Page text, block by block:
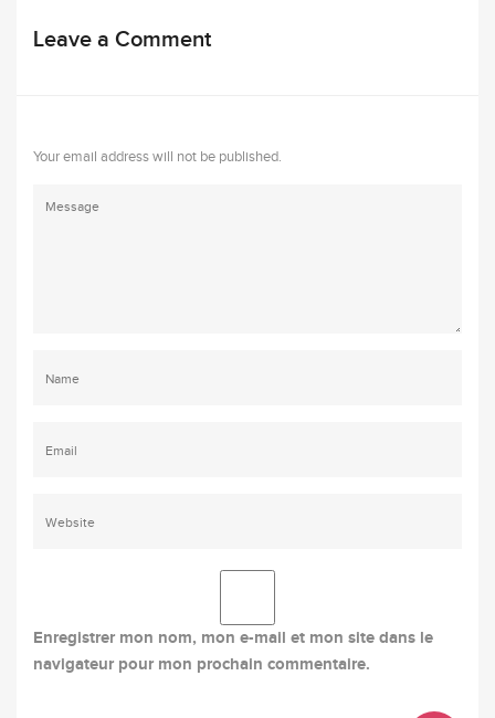
Leave a Comment
Your email address will not be published.
Enregistrer mon nom, mon e-mail et mon site dans le
navigateur pour mon prochain commentaire.